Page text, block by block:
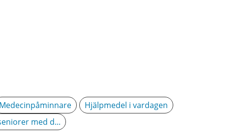
Medecinpåminnare
Hjälpmedel i vardagen
med d...